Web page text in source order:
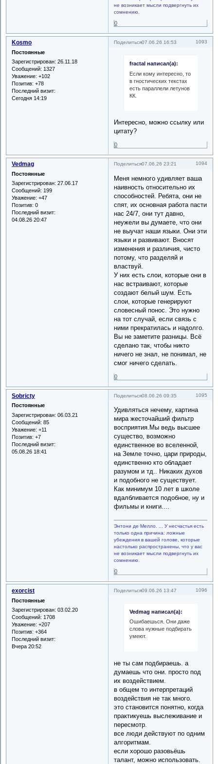
не возникает мысли подвергнуть их
сомнению.
0
Поделиться 1093
07.06.26 16:53
Kosmo
Постоянные
Зарегистрирован: 26.11.18
Сообщений: 1327
Уважение: +102
Позитив: +78
Последний визит:
Сегодня 14:19
fractal написал(а):
Если кому интересно, то
в гностических текстах
есть параллели летунов
КК.
Интересно, можно ссылку или
цитату?
0
Поделиться 1094
07.06.26 23:21
Vedmag
Постоянные
Зарегистрирован: 27.06.17
Сообщений: 199
Уважение: +47
Позитив: 0
Последний визит:
04.08.26 20:47
Меня немного удивляет ваша
наивность относительно их
способностей. Ребята, они не
спят, их основная работа пасти
нас 24/7, они тут давно,
неужели вы думаете, что они
не выучат наши языки. Они эти
языки и развивают. Вносят
изменения и различия, чисто
потому, что разделяй и
властвуй.
У них есть слои, которые они в
нас встраивают, которые
создают белый шум. Есть
слои, которые генерируют
словесный понос. Это нужно
на тот случай, если связь с
ними прекратилась и надолго.
Вы не заметите разницы. Всё
сделано так, чтобы никто
ничего не знал, не понимал, не
смог ничего сделать.
0
Поделиться 1095
08.06.26 09:35
Sobricty
Постоянные
Зарегистрирован: 06.03.21
Сообщений: 85
Уважение: +11
Позитив: +7
Последний визит:
05.08.26 18:41
Удивляться нечему, картина
мира жесточайший фильтр
восприятия.Мы ведь высшее
существо, возможно
единственное во вселенной,
на Земле точно, цари природы,
единственно кто обладает
разумом и тд.. Никаких духов
и подобного не существует.
Как минимум 10 лет в школе
вдалбливается подобное, ну и
фильмы и книги....
Энтони де Мелло. ... У несчастья есть
только одна причина: ложные
убеждения в вашей голове, которые
настолько распространены, что у вас
не возникает мысли подвергнуть их
сомнению.
0
Поделиться 1096
09.06.26 13:47
exorcist
Постоянные
Зарегистрирован: 03.02.20
Сообщений: 1708
Уважение: +207
Позитив: +364
Последний визит:
Вчера 20:52
Vedmag написал(а):
Ошибаешься. Они даже
слова нужные подбирать
умеют.
не ты сам подбираешь. а
думаешь что они. просто под
их воздействием.
в общем то интерпретаций
воздействия не так много.
это становится понятно, когда
практикуешь выслеживание и
пересмотр.
все люди действуют по одним
алгоритмам.
если хорошо разовьёшь
талант, можно использовать.